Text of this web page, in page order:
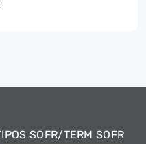
SOFR/TERM SOFR